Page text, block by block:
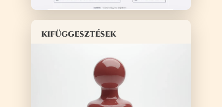
kifüggesztések